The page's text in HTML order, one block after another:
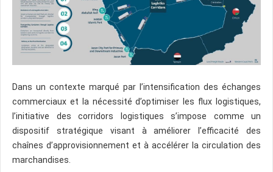
Dans un contexte marqué par l’intensification des échanges
commerciaux et la nécessité d’optimiser les flux logistiques,
l’initiative des corridors logistiques s’impose comme un
dispositif stratégique visant à améliorer l’efficacité des
chaînes d’approvisionnement et à accélérer la circulation des
marchandises.